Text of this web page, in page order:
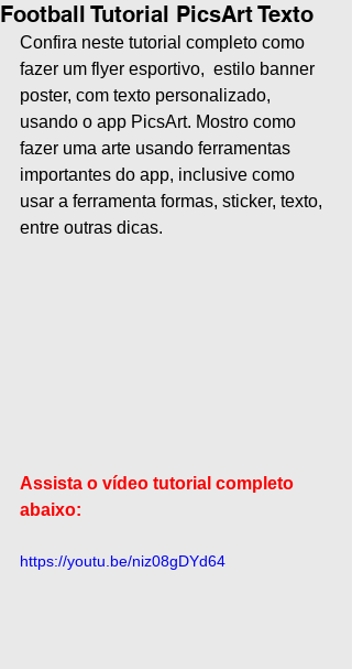
Football Tutorial PicsArt Texto
Confira neste tutorial completo como
fazer um flyer esportivo,  estilo banner
poster, com texto personalizado,
usando o app PicsArt. Mostro como
fazer uma arte usando ferramentas
importantes do app, inclusive como
usar a ferramenta formas, sticker, texto,
entre outras dicas.
Assista o vídeo tutorial completo
abaixo:
https://youtu.be/niz08gDYd64